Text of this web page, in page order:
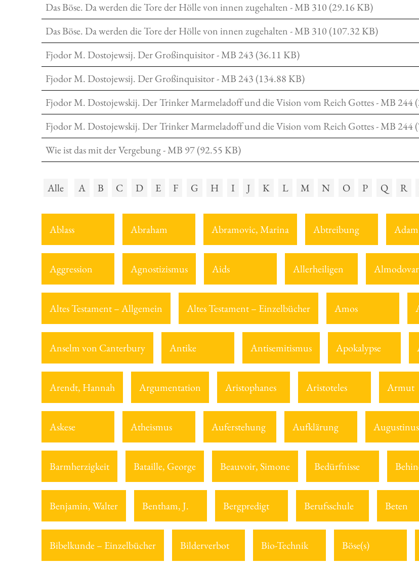
Das Böse. Da werden die Tore der Hölle von innen zugehalten - MB 310 (29.16 KB)
Das Böse. Da werden die Tore der Hölle von innen zugehalten - MB 310 (107.32 KB)
Fjodor M. Dostojewsij. Der Großinquisitor - MB 243 (36.11 KB)
Fjodor M. Dostojewsij. Der Großinquisitor - MB 243 (134.88 KB)
Fjodor M. Dostojewskij. Der Trinker Marmeladoff und die Vision vom Reich Gottes - MB 244
Fjodor M. Dostojewskij. Der Trinker Marmeladoff und die Vision vom Reich Gottes - MB 244
Wie ist das mit der Vergebung - MB 97 (92.55 KB)
Alle A B C D E F G H I J K L M N O P Q R
Ablass Abraham Abramovic, Marina Abtreibung
Aggression Agnostizismus Aids Allerheiligen
Altes Testament – Allgemein Altes Testament – Einzelbücher Amos
Anselm von Canterbury Antike Antisemitismus Apokalypse
Arendt, Hannah Argumentation Aristophanes Aristoteles Armut
Askese Atheismus Auferstehung Aufklärung Augustinus
Barmherzigkeit Bataille, George Beauvoir, Simone Bedürfnisse
Benjamin, Walter Bentham, J. Bergpredigt Berufsschule Beten
Bibelkunde – Einzelbücher Bilderverbot Bio-Technik Böse(s)